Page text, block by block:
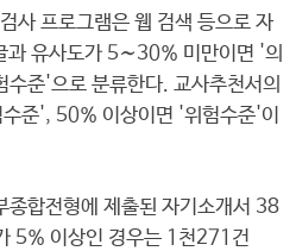
사 프로그램은 웹 검색 등으로 자
과 유사도가 5∼30% 미만이면 '의
준'으로 분류한다. 교사추천서의
준', 50% 이상이면 '위험수준'이
합전형에 제출된 자기소개서 38
5% 이상인 경우는 1천271건